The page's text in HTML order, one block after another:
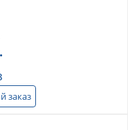
заказ